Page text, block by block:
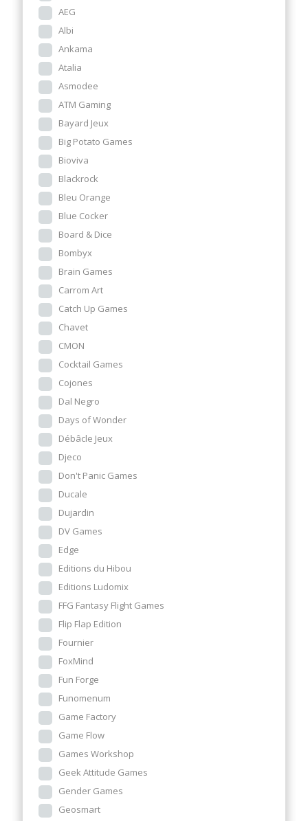
AEG
Albi
Ankama
Atalia
Asmodee
ATM Gaming
Bayard Jeux
Big Potato Games
Bioviva
Blackrock
Bleu Orange
Blue Cocker
Board & Dice
Bombyx
Brain Games
Carrom Art
Catch Up Games
Chavet
CMON
Cocktail Games
Cojones
Dal Negro
Days of Wonder
Débâcle Jeux
Djeco
Don't Panic Games
Ducale
Dujardin
DV Games
Edge
Editions du Hibou
Editions Ludomix
FFG Fantasy Flight Games
Flip Flap Edition
Fournier
FoxMind
Fun Forge
Funomenum
Game Factory
Game Flow
Games Workshop
Geek Attitude Games
Gender Games
Geosmart